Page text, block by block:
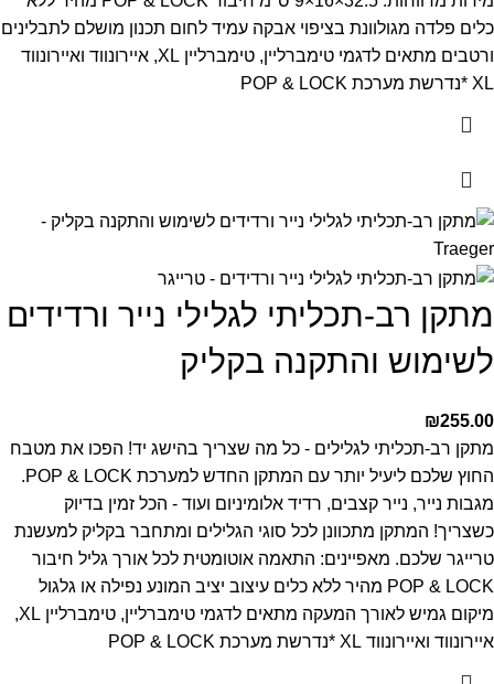
כלים פלדה מגולוונת בציפוי אבקה עמיד לחום תכנון מושלם לתבלינים
ורטבים
מתאים לדגמי טימברליין, טימברליין XL, איירונווד ואיירונווד
XL *נדרשת מערכת POP & LOCK
מתקן רב-תכליתי לגלילי נייר ורדידים
לשימוש והתקנה בקליק
₪255.00
מתקן רב-תכליתי לגלילים - כל מה שצריך בהישג יד! הפכו את מטבח
החוץ שלכם ליעיל יותר עם המתקן החדש למערכת POP & LOCK.
מגבות נייר, נייר קצבים, רדיד אלומיניום ועוד - הכל זמין בדיוק
כשצריך! המתקן מתכוונן לכל סוגי הגלילים ומתחבר בקליק למעשנת
טרייגר שלכם. מאפיינים: התאמה אוטומטית לכל אורך גליל חיבור
POP & LOCK מהיר ללא כלים
עיצוב יציב המונע נפילה או גלגול
מיקום גמיש לאורך המעקה
מתאים לדגמי טימברליין, טימברליין XL,
איירונווד ואיירונווד XL
*נדרשת מערכת POP & LOCK